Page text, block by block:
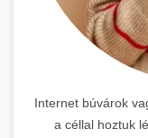
Internet búvárok
a céllal hoztuk